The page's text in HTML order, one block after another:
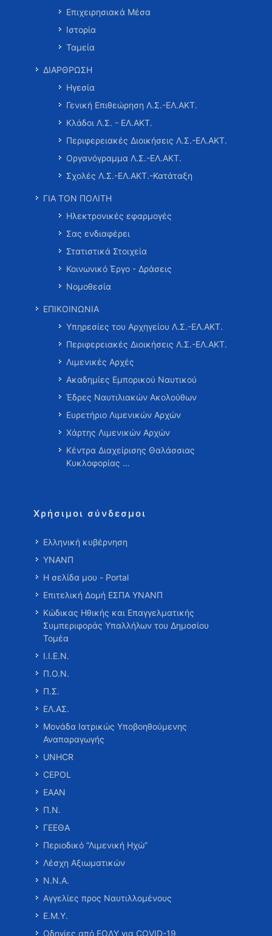
Επιχειρησιακά Μέσα
Ιστορία
Ταμεία
ΔΙΑΡΘΡΩΣΗ
Ηγεσία
Γενική Επιθεώρηση Λ.Σ.-ΕΛ.ΑΚΤ.
Κλάδοι Λ.Σ. - ΕΛ.ΑΚΤ.
Περιφερειακές Διοικήσεις Λ.Σ.-ΕΛ.ΑΚΤ.
Οργανόγραμμα Λ.Σ.-ΕΛ.ΑΚΤ.
Σχολές Λ.Σ.-ΕΛ.ΑΚΤ.-Κατάταξη
ΓΙΑ ΤΟΝ ΠΟΛΙΤΗ
Ηλεκτρονικές εφαρμογές
Σας ενδιαφέρει
Στατιστικά Στοιχεία
Κοινωνικό Έργο - Δράσεις
Νομοθεσία
ΕΠΙΚΟΙΝΩΝΙΑ
Υπηρεσίες του Αρχηγείου Λ.Σ.-ΕΛ.ΑΚΤ.
Περιφερειακές Διοικήσεις Λ.Σ.-ΕΛ.ΑΚΤ.
Λιμενικές Αρχές
Ακαδημίες Εμπορικού Ναυτικού
Έδρες Ναυτιλιακών Ακολούθων
Ευρετήριο Λιμενικών Αρχών
Χάρτης Λιμενικών Αρχών
Κέντρα Διαχείρισης Θαλάσσιας
Κυκλοφορίας …
Χρήσιμοι σύνδεσμοι
Ελληνική κυβέρνηση
ΥΝΑΝΠ
Η σελίδα μου - Portal
Επιτελική Δομή ΕΣΠΑ ΥΝΑΝΠ
Κώδικας Ηθικής και Επαγγελματικής
Συμπεριφοράς Υπαλλήλων του Δημοσίου
Τομέα
Ι.Ι.Ε.Ν.
Π.Ο.Ν.
Π.Σ.
ΕΛ.ΑΣ.
Μονάδα Ιατρικώς Υποβοηθούμενης
Αναπαραγωγής
UNHCR
CEPOL
ΕΑΑΝ
Π.Ν.
ΓΕΕΘΑ
Περιοδικό “Λιμενική Ηχώ”
Λέσχη Αξιωματικών
Ν.Ν.Α.
Αγγελίες προς Ναυτιλλομένους
Ε.Μ.Υ.
Οδηγίες από ΕΟΔΥ για COVID-19